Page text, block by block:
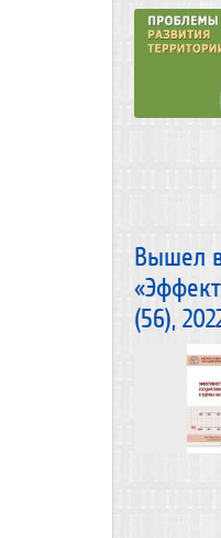
Вышел
(56),